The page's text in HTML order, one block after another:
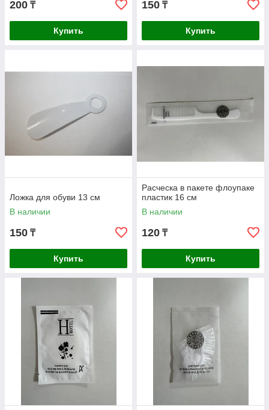
200 ₸
Купить
150 ₸
Купить
Ложка для обуви 13 см
В наличии
150 ₸
Купить
Расческа в пакете флоупаке
пластик 16 см
В наличии
120 ₸
Купить